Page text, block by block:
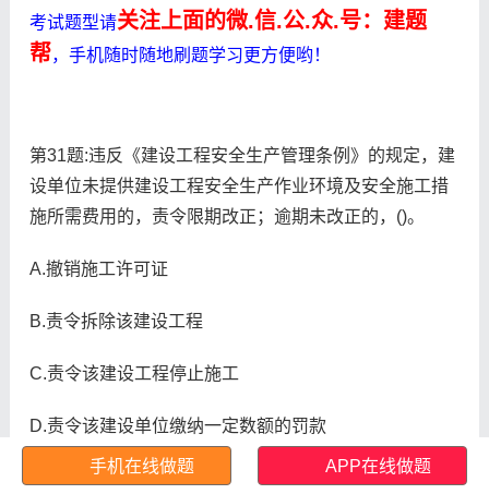
考试题型请关注上面的微.信.公.众.号：建题
帮，手机随时随地刷题学习更方便哟！
第31题:违反《建设工程安全生产管理条例》的规定，建
设单位未提供建设工程安全生产作业环境及安全施工措
施所需费用的，责令限期改正；逾期未改正的，()。
A.撤销施工许可证
B.责令拆除该建设工程
C.责令该建设工程停止施工
D.责令该建设单位缴纳一定数额的罚款
正确答案: 查看最佳答案
手机在线做题 APP在线做题